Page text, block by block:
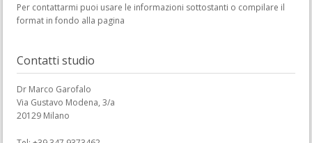
Per contattarmi puoi usare le informazioni sottostanti o compilare il
format in fondo alla pagina
Contatti studio
Dr Marco Garofalo
Via Gustavo Modena, 3/a
20129 Milano